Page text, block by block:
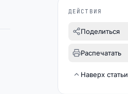
ДЕЙСТВИЯ
Поделиться
Распечатать
Наверх статьи